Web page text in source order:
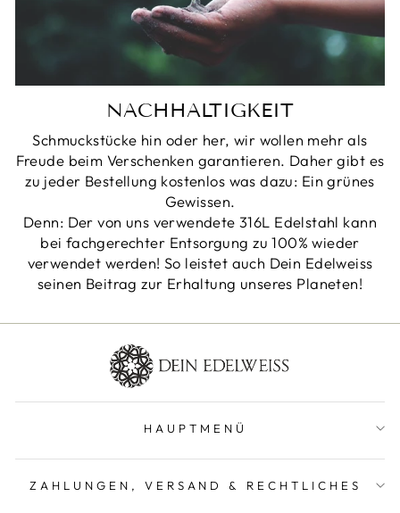
NACHHALTIGKEIT
Schmuckstücke hin oder her, wir wollen mehr als
Freude beim Verschenken garantieren. Daher gibt es
zu jeder Bestellung kostenlos was dazu: Ein grünes
Gewissen.
Denn: Der von uns verwendete 316L Edelstahl kann
bei fachgerechter Entsorgung zu 100% wieder
verwendet werden! So leistet auch Dein Edelweiss
seinen Beitrag zur Erhaltung unseres Planeten!
HAUPTMENÜ
ZAHLUNGEN, VERSAND & RECHTLICHES